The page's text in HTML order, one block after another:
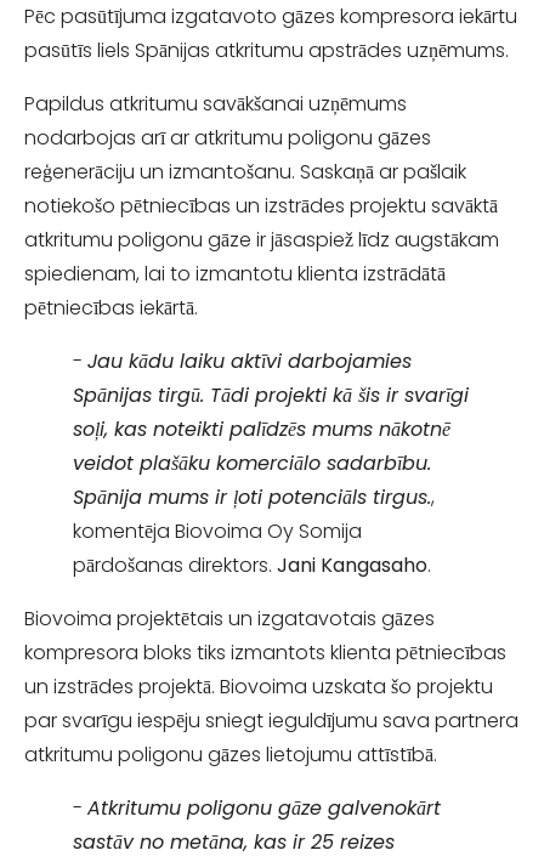
Pēc pasūtījuma izgatavoto gāzes kompresora iekārtu
pasūtīs liels Spānijas atkritumu apstrādes uzņēmums.
Papildus atkritumu savākšanai uzņēmums
nodarbojas arī ar atkritumu poligonu gāzes
reģenerāciju un izmantošanu. Saskaņā ar pašlaik
notiekošo pētniecības un izstrādes projektu savāktā
atkritumu poligonu gāze ir jāsaspiež līdz augstākam
spiedienam, lai to izmantotu klienta izstrādātā
pētniecības iekārtā.
- Jau kādu laiku aktīvi darbojamies
Spānijas tirgū. Tādi projekti kā šis ir svarīgi
soļi, kas noteikti palīdzēs mums nākotnē
veidot plašāku komerciālo sadarbību.
Spānija mums ir ļoti potenciāls tirgus.,
komentēja Biovoima Oy Somija
pārdošanas direktors. Jani Kangasaho.
Biovoima projektētais un izgatavotais gāzes
kompresora bloks tiks izmantots klienta pētniecības
un izstrādes projektā. Biovoima uzskata šo projektu
par svarīgu iespēju sniegt ieguldījumu sava partnera
atkritumu poligonu gāzes lietojumu attīstībā.
- Atkritumu poligonu gāze galvenokārt
sastāv no metāna, kas ir 25 reizes